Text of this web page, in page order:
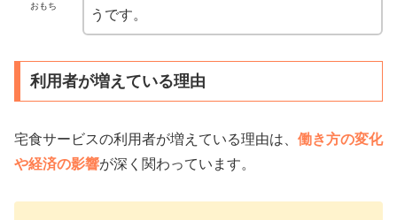
おもち
うです。
利用者が増えている理由
宅食サービスの利用者が増えている理由は、 働き方の変化
や経済の影響が深く関わっています。